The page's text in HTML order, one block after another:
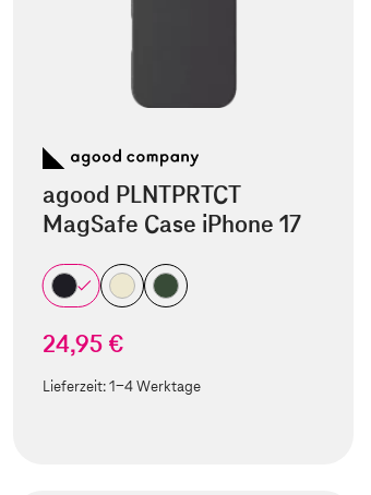
agood PLNTPRTCT
MagSafe Case iPhone 17
24,95 €
Lieferzeit:1-4 Werktage